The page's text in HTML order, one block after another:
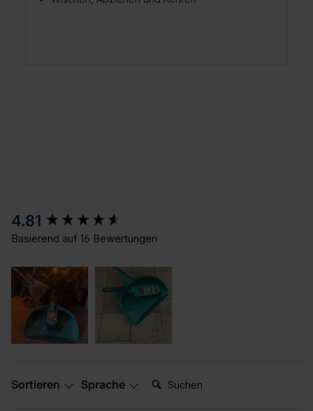
4.81
Basierend auf 16 Bewertungen
Sortieren Sprache Suchen:
New content loaded